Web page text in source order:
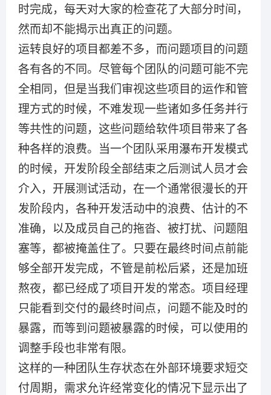
时完成，每天对大家的检查花了大部分时间，
然而却不能揭示出真正的问题。
运转良好的项目都差不多，而问题项目的问题
各有各的不同。尽管每个团队的问题可能不完
全相同，但是当我们审视这些项目的运作和管
理方式的时候，不难发现一些诸如多任务并行
等共性的问题，这些问题给软件项目带来了各
种各样的浪费。当一个团队采用瀑布开发模式
的时候，开发阶段全部结束之后测试人员才会
介入，开展测试活动，在一个通常很漫长的开
发阶段内，各种开发活动中的浪费、估计的不
准确，以及成员自己的拖沓、被打扰、问题阻
塞等，都被掩盖住了。只要在最终时间点前能
够全部开发完成，不管是前松后紧，还是加班
熬夜，都已经成了项目开发的常态。项目经理
只能看到交付的最终时间点，问题不能及时的
暴露，而等到问题被暴露的时候，可以使用的
调整手段也非常有限。
这样的一种团队生存状态在外部环境要求短交
付周期，需求允许经常变化的情况下显示出了